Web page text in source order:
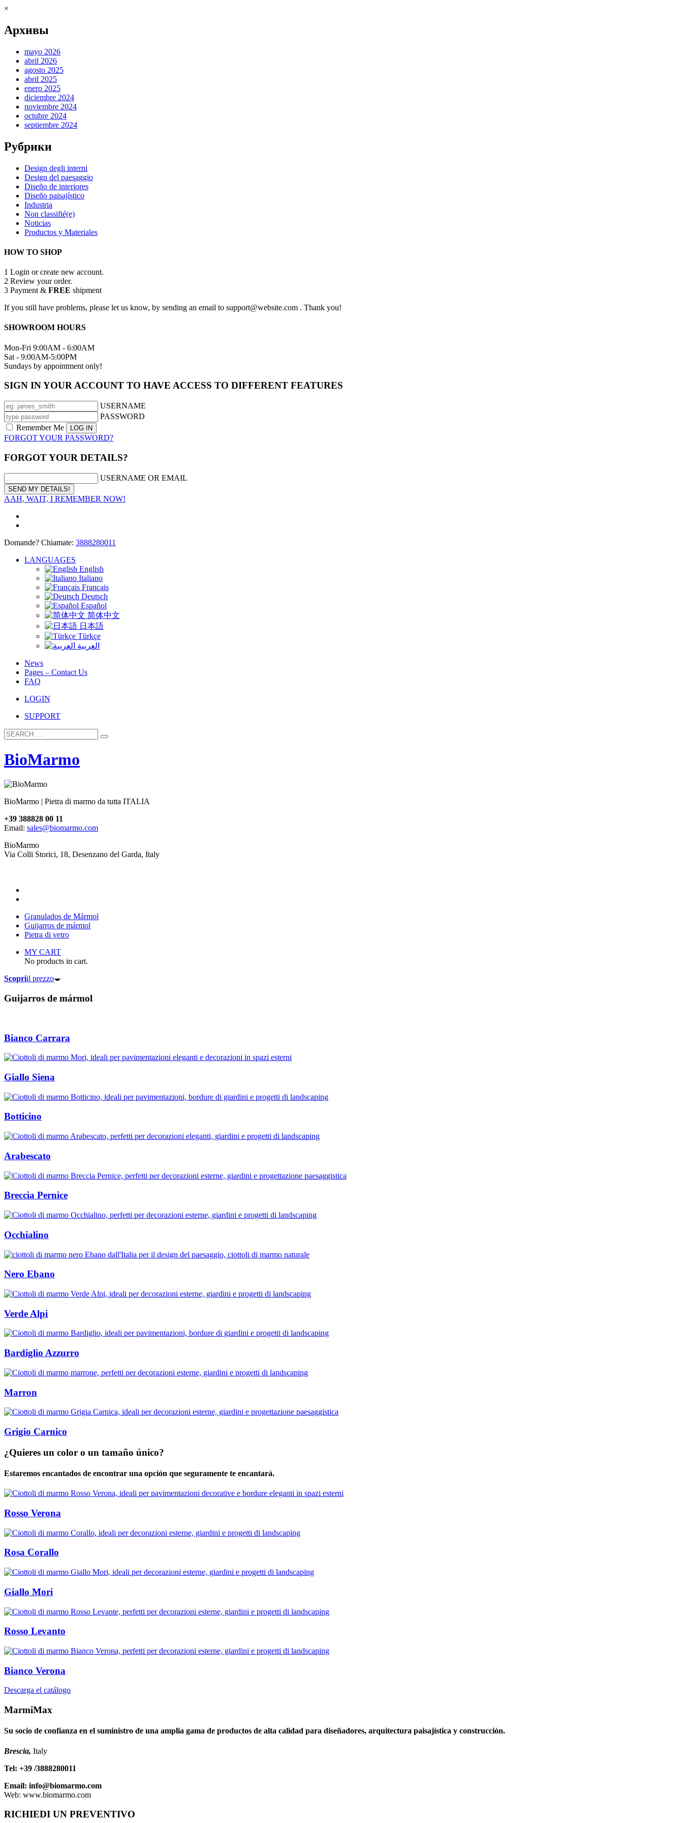
×
Архивы
mayo 2026
abril 2026
agosto 2025
abril 2025
enero 2025
diciembre 2024
noviembre 2024
octubre 2024
septiembre 2024
Рубрики
Design degli interni
Design del paesaggio
Diseño de interiores
Diseño paisajístico
Industria
Non classifié(e)
Noticias
Productos y Materiales
HOW TO SHOP
1 Login or create new account.
2 Review your order.
3 Payment & FREE shipment
If you still have problems, please let us know, by sending an email to support@website.com . Thank you!
SHOWROOM HOURS
Mon-Fri 9:00AM - 6:00AM
Sat - 9:00AM-5:00PM
Sundays by appointment only!
SIGN IN YOUR ACCOUNT TO HAVE ACCESS TO DIFFERENT FEATURES
USERNAME
PASSWORD
Remember Me
FORGOT YOUR PASSWORD?
FORGOT YOUR DETAILS?
USERNAME OR EMAIL
AAH, WAIT, I REMEMBER NOW!
Domande? Chiamate: 3888280011
LANGUAGES
English
Italiano
Français
Deutsch
Español
简体中文
日本語
Türkçe
العربية
News
Pages – Contact Us
FAQ
LOGIN
SUPPORT
BioMarmo
BioMarmo | Pietra di marmo da tutta ITALIA
+39 388828 00 11
Email: sales@biomarmo.com
BioMarmo
Via Colli Storici, 18, Desenzano del Garda, Italy
Granulados de Mármol
Guijarros de mármol
Pietra di vetro
MY CART
No products in cart.
Scopriil prezzo
Guijarros de mármol
Bianco Carrara
Giallo Siena
Botticino
Arabescato
Breccia Pernice
Occhialino
Nero Ebano
Verde Alpi
Bardiglio Azzurro
Marron
Grigio Carnico
¿Quieres un color o un tamaño único?
Estaremos encantados de encontrar una opción que seguramente te encantará.
Rosso Verona
Rosa Corallo
Giallo Mori
Rosso Levanto
Bianco Verona
Descarga el catálogo
MarmiMax
Su socio de confianza en el suministro de una amplia gama de productos de alta calidad para diseñadores, arquitectura paisajística y construcción.
Brescia, Italy
Tel: +39 /3888280011
Email: info@biomarmo.com
Web: www.biomarmo.com
RICHIEDI UN PREVENTIVO